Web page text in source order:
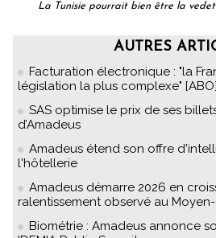
La Tunisie pourrait bien être la
AUTRES
Facturation électronique : "la
législation la plus complexe" [ABO]
SAS optimise le prix de ses
d’Amadeus
Amadeus étend son offre
l'hôtellerie
Amadeus démarre 2026 en
ralentissement observé au
Biométrie : Amadeus annonce